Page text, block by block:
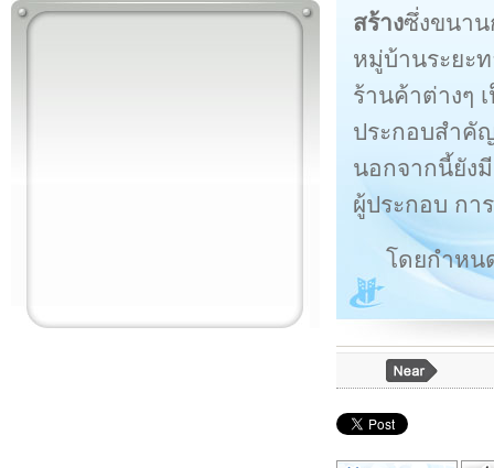
สร้างซึ่งขนา
หมู่บ้านระยะ
ร้านค้าต่างๆ
ประกอบสำคั
นอกจากนี้ยัง
ผู้ประกอบ กา
โดยกำหน